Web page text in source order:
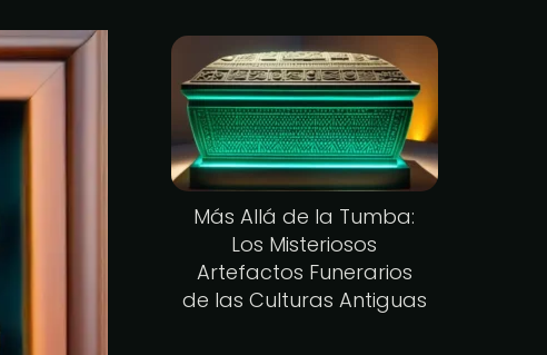
Más Allá de la Tumba:
Los Misteriosos
Artefactos Funerarios
de las Culturas Antiguas